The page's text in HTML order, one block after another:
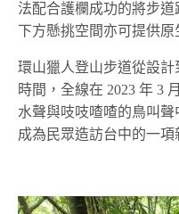
法配合護欄成功的將步道
下方懸挑空間亦可提供原
環山獵人登山步道從設
時間，全線在 2023 年 3
水聲與吱吱喳喳的鳥叫聲
成為民眾造訪台中的一項